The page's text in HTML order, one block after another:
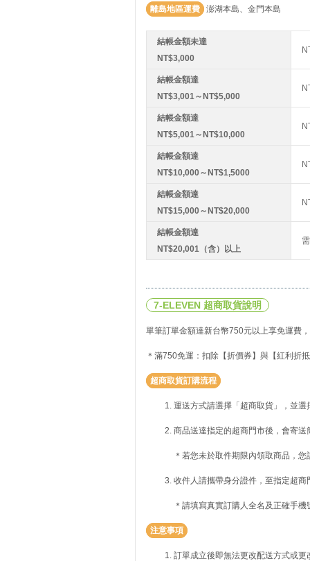
離島地區運費 澎湖本島、金門本島
結帳金額未達
NT$3,000
結帳金額達
NT$3,001～NT$5,000
結帳金額達
NT$5,001～NT$10,000
結帳金額達
NT$10,000～NT$1,5000
結帳金額達
NT$15,000～NT$20,000
結帳金額達
NT$20,001（含）以上
7-ELEVEN 超商取貨說明
單筆訂單金額達新台幣750元以上享免運費
＊滿750免運：扣除【折價券】與【紅利折
超商取貨訂購流程
運送方式請選擇「超商取貨」，並
商品送達指定的超商門市後，會寄
＊若您未於取件期限內領取商品，
收件人請攜帶身分證件，至指定超
＊請填寫真實訂購人全名及正確手
注意事項
訂單成立後即無法更改配送方式或